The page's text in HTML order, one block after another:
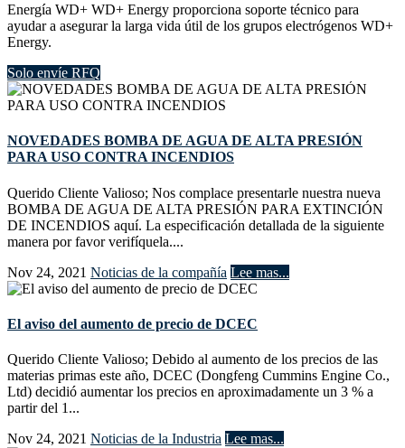
Energía WD+ WD+ Energy proporciona soporte técnico para
ayudar a asegurar la larga vida útil de los grupos electrógenos WD+
Energy.
Solo envíe RFQ
NOVEDADES BOMBA DE AGUA DE ALTA PRESIÓN
PARA USO CONTRA INCENDIOS
Querido Cliente Valioso; Nos complace presentarle nuestra nueva
BOMBA DE AGUA DE ALTA PRESIÓN PARA EXTINCIÓN
DE INCENDIOS aquí. La especificación detallada de la siguiente
manera por favor verifíquela....
Nov 24, 2021 Noticias de la compañía Lee mas...
El aviso del aumento de precio de DCEC
Querido Cliente Valioso; Debido al aumento de los precios de las
materias primas este año, DCEC (Dongfeng Cummins Engine Co.,
Ltd) decidió aumentar los precios en aproximadamente un 3 % a
partir del 1...
Nov 24, 2021 Noticias de la Industria Lee mas...